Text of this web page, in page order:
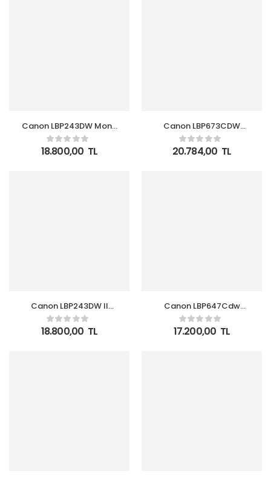
Canon LBP243DW Mono
Lazer Yazıcı Dubleks
WI-FI
18.800,00 TL
Canon LBP673CDW
Renkli Lazer Yazıcı
Dubleks WI-FI
20.784,00 TL
Canon LBP243DW II
Mono Lazer Yazıcı
Dubleks WI-FI
18.800,00 TL
Canon LBP647Cdw
Kablosuz Lazer Renkli
17.200,00 TL